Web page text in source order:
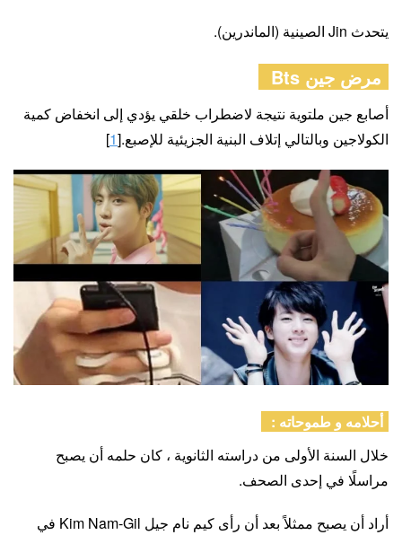
يتحدث Jin الصينية (الماندرين).
مرض جين Bts
أصابع جين ملتوية نتيجة لاضطراب خلقي يؤدي إلى انخفاض كمية
الكولاجين وبالتالي إتلاف البنية الجزيئية للإصبع.[1
]
أحلامه و طموحاته :
خلال السنة الأولى من دراسته الثانوية ، كان حلمه أن يصبح
مراسلًا في إحدى الصحف.
أراد أن يصبح ممثلاً بعد أن رأى كيم نام جيل Kim Nam-Gil في